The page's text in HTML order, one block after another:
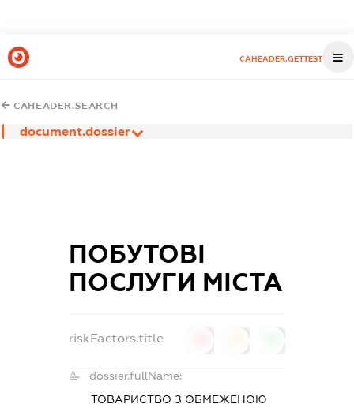
CAHEADER.GETTEST
CAHEADER.SEARCH
document.dossier
ПОБУТОВІ
ПОСЛУГИ МІСТА
riskFactors.title
dossier.fullName:
ТОВАРИСТВО З ОБМЕЖЕНОЮ